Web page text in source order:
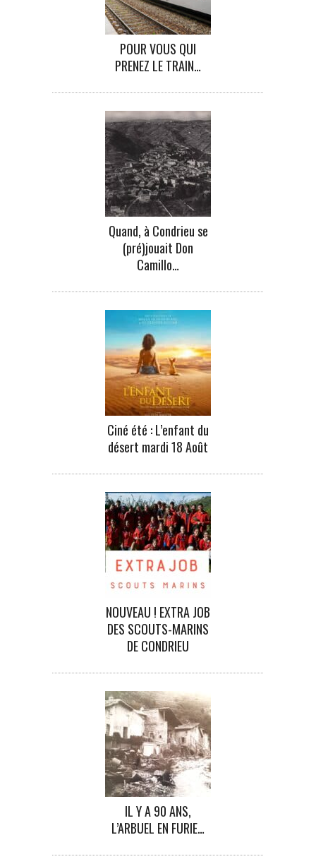
POUR VOUS QUI
PRENEZ LE TRAIN…
Quand, à Condrieu se
(pré)jouait Don
Camillo…
Ciné été : L’enfant du
désert mardi 18 Août
NOUVEAU ! EXTRA JOB
DES SCOUTS-MARINS
DE CONDRIEU
IL Y A 90 ANS,
L’ARBUEL EN FURIE…